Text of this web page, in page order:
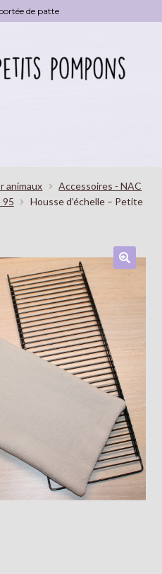
de patte
LE
MENU
animaux
Accessoires - NAC
95
Housse d’échelle – Petite
🔍